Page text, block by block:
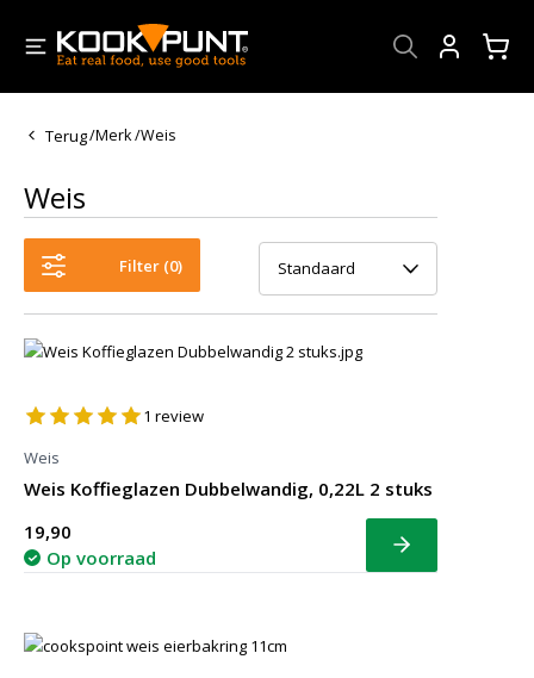
Terug/Merk/Weis
Weis
Filter (0) Standaard
1 review
Weis
Weis Koffieglazen Dubbelwandig, 0,22L 2 stuks
19,90
Op voorraad
Bekijk